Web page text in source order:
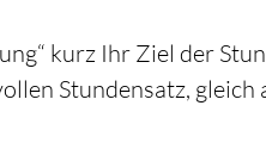
kurz Ihr Ziel der
Stundensatz,